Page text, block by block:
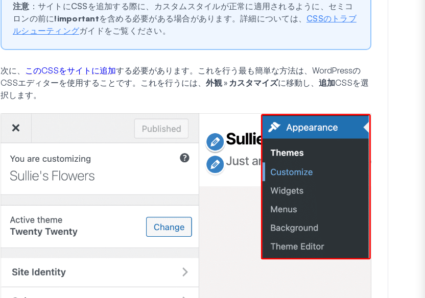
注意 ：サイトにCSSを追加する際に、カスタムスタイルが正常に適用されるように、セミコ
ロンの前に!importantを含める必要がある場合があります。詳細については、 CSSのトラブ
ルシューティングガイドをご覧ください。
次に、 このCSSをサイトに追加する必要があります。これを行う最も簡単な方法は、WordPressの
CSSエディターを使用することです。これを行うには、 外観» カスタマイズに移動し、 追加CSSを選
択します。